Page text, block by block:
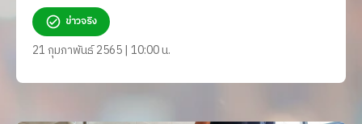
ข่าวจริง
21 กุมภาพันธ์ 2565 | 10:00 น.